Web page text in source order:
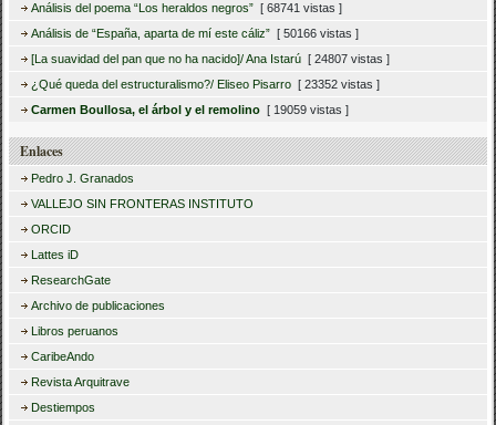
Análisis del poema “Los heraldos negros” [ 68741 vistas ]
Análisis de “España, aparta de mí este cáliz” [ 50166 vistas ]
[La suavidad del pan que no ha nacido]/ Ana Istarú [ 24807 vistas ]
¿Qué queda del estructuralismo?/ Eliseo Pisarro [ 23352 vistas ]
Carmen Boullosa, el árbol y el remolino [ 19059 vistas ]
Enlaces
Pedro J. Granados
VALLEJO SIN FRONTERAS INSTITUTO
ORCID
Lattes iD
ResearchGate
Archivo de publicaciones
Libros peruanos
CaribeAndo
Revista Arquitrave
Destiempos